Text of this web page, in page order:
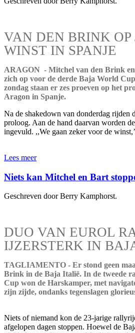
VAN DEN BRINK
WINST IN SPANJE
ARAGON - Mitchel van den Brink
zich op voor de derde Baja World
zondag staan er zes proeven op het
Aragon in Spanje.
Na de shakedown van donderdag rijden
proloog. Aan de hand daarvan worden
ingevuld. ,,We gaan zeker voor de
Lees meer
Niets kan Mitchel en Bart
Geschreven door Berry Kamphorst.
DUO VAN EUROL
IJZERSTERK IN
TAGLIAMENTO - Er stond geen
Brink in de Baja Italië. In de tweede
Cup won de Harskamper, met
zijn zijde, ondanks tegenslagen
Niets of niemand kon de 23-jarige
afgelopen dagen stoppen. Hoewel de